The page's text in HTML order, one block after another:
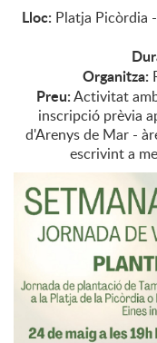
Lloc: Platja Picòrdia
Organitza:
Preu:Activitat
inscripció prèvia
d'Arenys de Mar -
escrivint a